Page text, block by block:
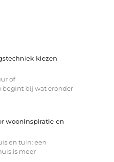
kiezen
of
bij wat eronder
wooninspiratie en
en tuin: een
is meer